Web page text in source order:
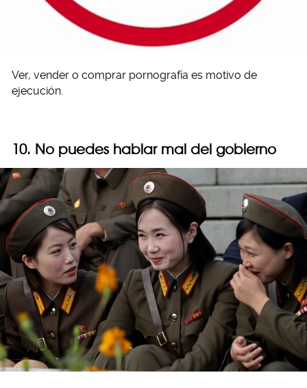
Ver, vender o comprar pornografía es motivo de
ejecución.
10. No puedes hablar mal del gobierno